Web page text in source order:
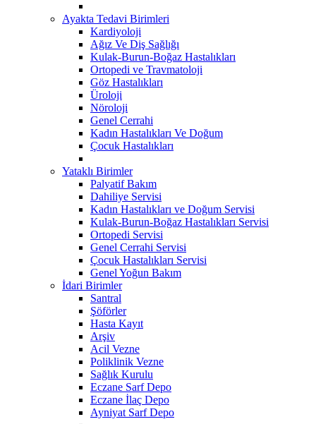
Ayakta Tedavi Birimleri
Kardiyoloji
Ağız Ve Diş Sağlığı
Kulak-Burun-Boğaz Hastalıkları
Ortopedi ve Travmatoloji
Göz Hastalıkları
Üroloji
Nöroloji
Genel Cerrahi
Kadın Hastalıkları Ve Doğum
Çocuk Hastalıkları
Yataklı Birimler
Palyatif Bakım
Dahiliye Servisi
Kadın Hastalıkları ve Doğum Servisi
Kulak-Burun-Boğaz Hastalıkları Servisi
Ortopedi Servisi
Genel Cerrahi Servisi
Çocuk Hastalıkları Servisi
Genel Yoğun Bakım
İdari Birimler
Santral
Şöförler
Hasta Kayıt
Arşiv
Acil Vezne
Poliklinik Vezne
Sağlık Kurulu
Eczane Sarf Depo
Eczane İlaç Depo
Ayniyat Sarf Depo